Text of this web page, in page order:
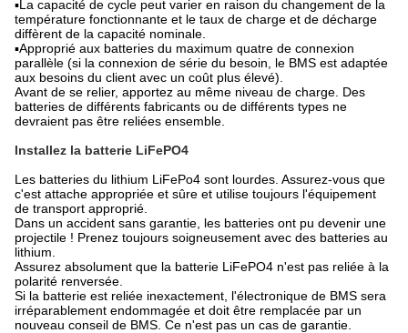
▪La capacité de cycle peut varier en raison du changement de la
température fonctionnante et le taux de charge et de décharge
diffèrent de la capacité nominale.
▪Approprié aux batteries du maximum quatre de connexion
parallèle (si la connexion de série du besoin, le BMS est adaptée
aux besoins du client avec un coût plus élevé).
Avant de se relier, apportez au même niveau de charge. Des
batteries de différents fabricants ou de différents types ne
devraient pas être reliées ensemble.
Installez la batterie LiFePO4
Les batteries du lithium LiFePo4 sont lourdes. Assurez-vous que
c'est attache appropriée et sûre et utilise toujours l'équipement
de transport approprié.
Dans un accident sans garantie, les batteries ont pu devenir une
projectile ! Prenez toujours soigneusement avec des batteries au
lithium.
Assurez absolument que la batterie LiFePO4 n'est pas reliée à la
polarité renversée.
Si la batterie est reliée inexactement, l'électronique de BMS sera
irréparablement endommagée et doit être remplacée par un
nouveau conseil de BMS. Ce n'est pas un cas de garantie.